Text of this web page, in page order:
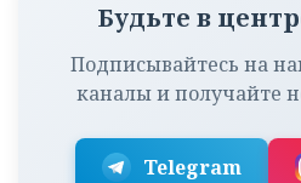
Будьте в
Подписывайтесь на
каналы и получайте
Telegram